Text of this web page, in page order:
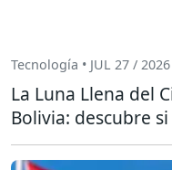
Tecnología • JUL 27 / 2026
La Luna Llena del
Bolivia: descubre